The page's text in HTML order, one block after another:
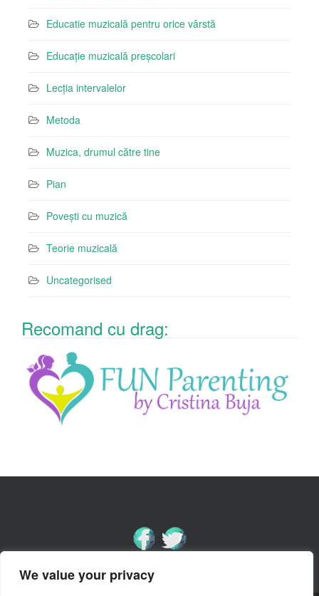
We value your privacy
Educatie muzicală pentru orice vârstă
Educație muzicală preșcolari
Lecția intervalelor
Metoda
Muzica, drumul către tine
Pian
Povești cu muzică
Teorie muzicală
Uncategorised
Recomand cu drag: